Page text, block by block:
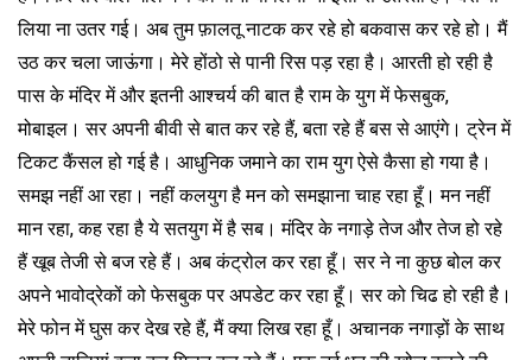
लिया ना उतर गई। अब तुम फ़ालतू नाटक कर रहे हो बकवास कर रहे हो। मैं
उठ कर चला जाऊंगा। मेरे होंठो से पानी रिस पड़ रहा है। आरती हो रही है
पास के मंदिर में और इतनी आश्चर्य की बात है राम के युग में फेसबुक,
मोबाइल। सर अपनी बीवी से बात कर रहे हैं, बता रहे हैं बस से आएंगे। ट्रेन में
टिकट कैंसल हो गई है। आधुनिक जमाने का राम युग ऐसे कैसा हो गया है।
समझ नहीं आ रहा। नहीं कलयुग है मन को समझाना चाह रहा हूँ। मन नहीं
मान रहा, कह रहा है ये सतयुग में है सब। मंदिर के नगाड़े तेज और तेज हो रहे
हैं खूब तेजी से बज रहे हैं। अब कंट्रोल कर रहा हूँ। सर ने ना कुछ बोल कर
अपने भावोद्रेकों को फेसबुक पर अपडेट कर रहा हूँ। सर को चिढ हो रही है।
मेरे फोन में घुस कर देख रहे हैं, मैं क्या लिख रहा हूँ। अचानक नगाड़ों के साथ